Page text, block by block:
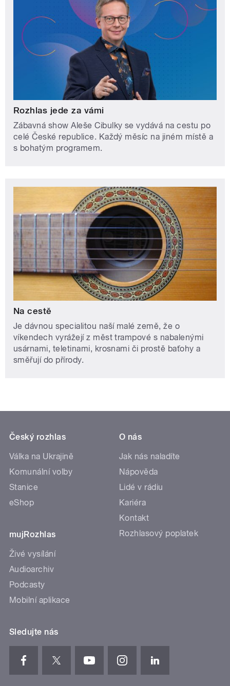
Rozhlas jede za vámi
Zábavná show Aleše Cibulky se vydává na cestu po
celé České republice. Každý měsíc na jiném místě a
s bohatým programem.
Na cestě
Je dávnou specialitou naší malé země, že o
víkendech vyrážejí z měst trampové s nabalenými
usárnami, teletinami, krosnami či prostě baťohy a
směřují do přírody.
Český rozhlas
Válka na Ukrajině
Komunální volby
Stanice
eShop
mujRozhlas
Živé vysílání
Audioarchiv
Podcasty
Mobilní aplikace
O nás
Jak nás naladíte
Nápověda
Lidé v rádiu
Kariéra
Kontakt
Rozhlasový poplatek
Sledujte nás